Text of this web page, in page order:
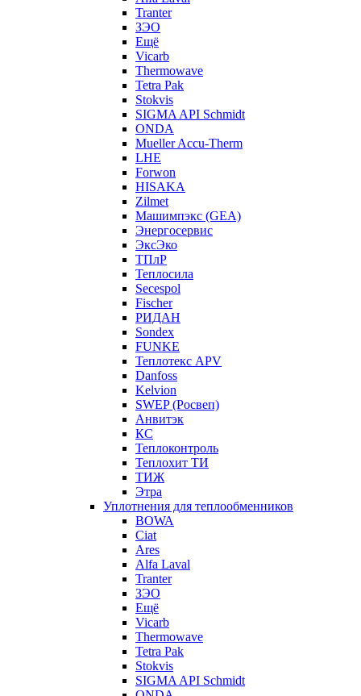
Tranter
ЗЭО
Ещё
Vicarb
Thermowave
Tetra Pak
Stokvis
SIGMA API Schmidt
ONDA
Mueller Accu-Therm
LHE
Forwon
HISAKA
Zilmet
Машимпэкс (GEA)
Энергосервис
ЭксЭко
ТПлР
Теплосила
Secespol
Fischer
РИДАН
Sondex
FUNKE
Теплотекс APV
Danfoss
Kelvion
SWEP (Росвеп)
Анвитэк
КС
Теплоконтроль
Теплохит ТИ
ТИЖ
Этра
Уплотнения для теплообменников
BOWA
Ciat
Ares
Alfa Laval
Tranter
ЗЭО
Ещё
Vicarb
Thermowave
Tetra Pak
Stokvis
SIGMA API Schmidt